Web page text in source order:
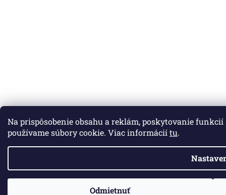
Na prispôsobenie obsahu a reklám, poskytovanie
používame súbory cookie. Viac informáciítu.
Odmietnuť